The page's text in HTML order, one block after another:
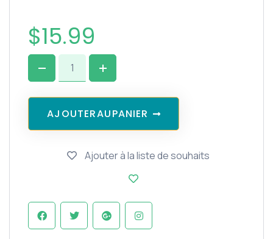
$15.99
AJ OUTERAUPANIER
Ajouter à la liste de souhaits